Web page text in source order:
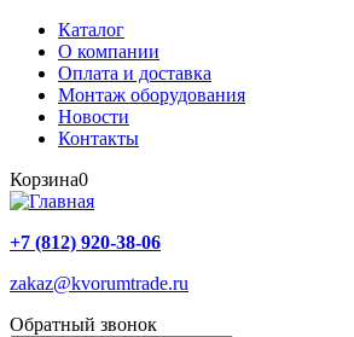
Каталог
О компании
Оплата и доставка
Монтаж оборудования
Новости
Контакты
Корзина0
+7 (812) 920-38-06
zakaz@kvorumtrade.ru
Обратный звонок